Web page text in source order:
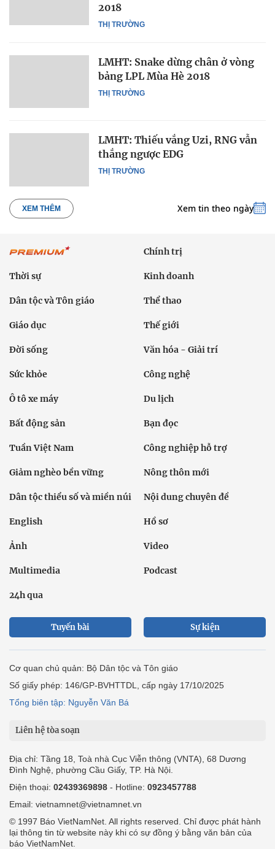
THỊ TRƯỜNG
2018
THỊ TRƯỜNG
LMHT: Snake dừng chân ở vòng
bảng LPL Mùa Hè 2018
THỊ TRƯỜNG
LMHT: Thiếu vắng Uzi, RNG vẫn
thắng ngược EDG
XEM THÊM Xem tin theo ngày
Chính trị
Thời sự Kinh doanh
Dân tộc và Tôn giáo Thể thao
Giáo dục Thế giới
Đời sống Văn hóa - Giải trí
Sức khỏe Công nghệ
Ô tô xe máy Du lịch
Bất động sản Bạn đọc
Tuần Việt Nam Công nghiệp hỗ trợ
Giảm nghèo bền vững Nông thôn mới
Dân tộc thiểu số và miền núi Nội dung chuyên đề
English Hồ sơ
Ảnh Video
Multimedia Podcast
24h qua
Tuyến bài Sự kiện
Cơ quan chủ quản: Bộ Dân tộc và Tôn giáo
Số giấy phép: 146/GP-BVHTTDL, cấp ngày 17/10/2025
Tổng biên tập: Nguyễn Văn Bá
Liên hệ tòa soạn
Địa chỉ: Tầng 18, Toà nhà Cục Viễn thông (VNTA), 68 Dương
Đình Nghệ, phường Cầu Giấy, TP. Hà Nội.
Điện thoại: 02439369898 - Hotline: 0923457788
Email: vietnamnet@vietnamnet.vn
© 1997 Báo VietNamNet. All rights reserved. Chỉ được phát hành
lại thông tin từ website này khi có sự đồng ý bằng văn bản của
báo VietNamNet.